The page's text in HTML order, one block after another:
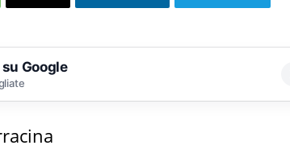
Google